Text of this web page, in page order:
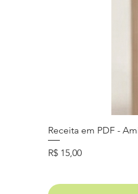
Receita em PDF -
Preço
R$ 15,00